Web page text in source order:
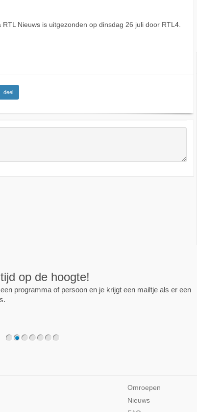
Nieuws is uitgezonden op dinsdag 26 juli door RTL4.
deel
op de hoogte!
programma of persoon en je krijgt een mailtje als er een
Omroepen
Nieuws